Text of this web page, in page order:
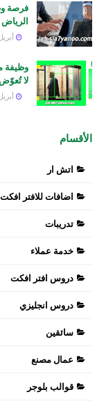
فرصة
الرياض
أبريل 23,
وظيفة
لا
أبريل 29,
الأقسام
اتش ار
اضافات للافتر افكت
تدريبات
خدمة عملاء
دروس افتر افكت
دروس انجليزي
سائقين
عمال مصنع
قوالب بلوجر